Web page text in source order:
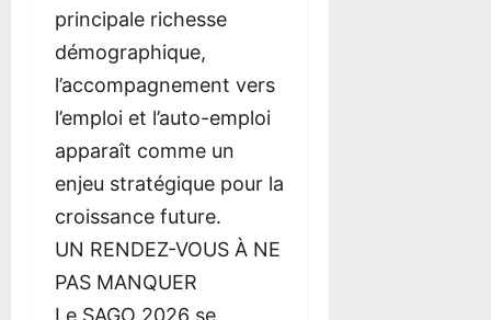
principale richesse
démographique,
l’accompagnement vers
l’emploi et l’auto-emploi
apparaît comme un
enjeu stratégique pour la
croissance future.
UN RENDEZ-VOUS À NE
PAS MANQUER